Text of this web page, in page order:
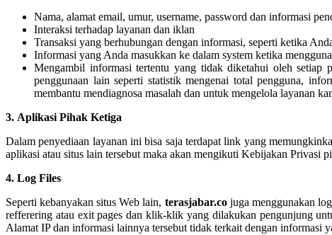
Nama, alamat email, umur, username, password dan informasi
Interaksi terhadap layanan dan iklan
Transaksi yang berhubungan dengan informasi, seperti ketika
Informasi yang Anda masukkan ke dalam system ketika
Mengambil informasi tertentu yang tidak diketahui oleh setiap
penggunaan lain seperti statistik mengenai total pengguna,
membantu mendiagnosa masalah dan untuk mengelola layanan
3. Aplikasi Pihak Ketiga
Dalam penyediaan layanan ini bisa saja terdapat link yang
aplikasi atau situs lain tersebut maka akan mengikuti Kebijakan Privasi
4. Log Files
Seperti kebanyakan situs Web lain, terasjabar.cojuga menggunakan
refferering atau exit pages dan klik-klik yang dilakukan pengunjung
Alamat IP dan informasi lainnya tersebut tidak terkait dengan informasi